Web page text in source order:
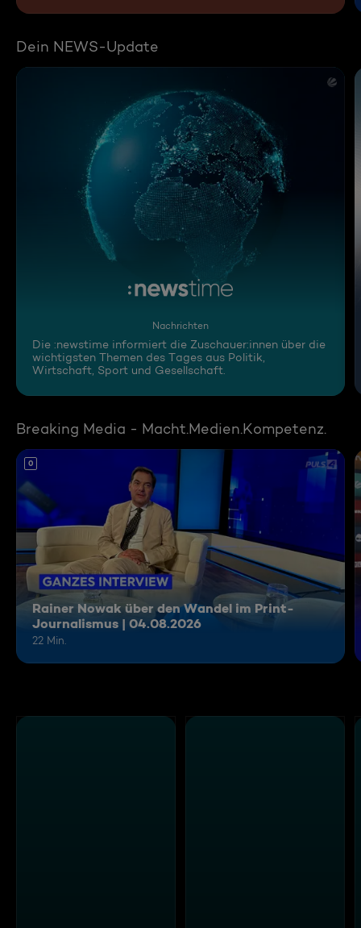
Dein NEWS-Update
:newstime
Nachrichten
Die :newstime informiert die Zuschauer:innen über die
wichtigsten Themen des Tages aus Politik,
Wirtschaft, Sport und Gesellschaft.
Breaking Media - Macht.Medien.Kompetenz.
0
Rainer Nowak über den Wandel im Print-
Journalismus | 04.08.2026
22 Min.